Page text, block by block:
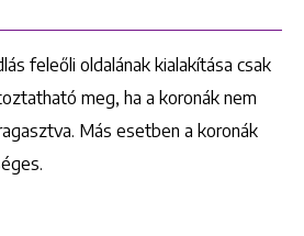
feleőli oldalának kialakítása csak
meg, ha a koronák nem
Más esetben a koronák